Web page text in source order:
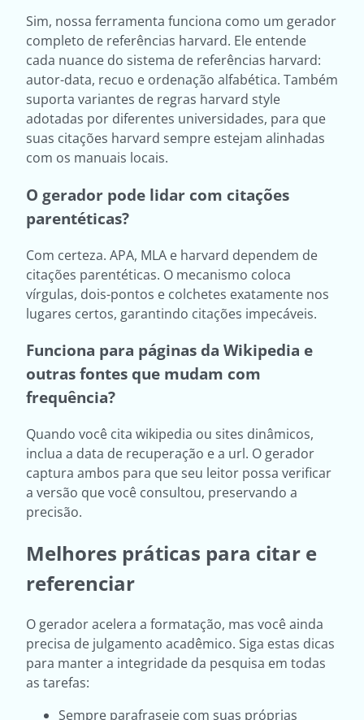
Sim, nossa ferramenta funciona como um gerador
completo de referências harvard. Ele entende
cada nuance do sistema de referências harvard:
autor-data, recuo e ordenação alfabética. Também
suporta variantes de regras harvard style
adotadas por diferentes universidades, para que
suas citações harvard sempre estejam alinhadas
com os manuais locais.
O gerador pode lidar com citações
parentéticas?
Com certeza. APA, MLA e harvard dependem de
citações parentéticas. O mecanismo coloca
vírgulas, dois-pontos e colchetes exatamente nos
lugares certos, garantindo citações impecáveis.
Funciona para páginas da Wikipedia e
outras fontes que mudam com
frequência?
Quando você cita wikipedia ou sites dinâmicos,
inclua a data de recuperação e a url. O gerador
captura ambos para que seu leitor possa verificar
a versão que você consultou, preservando a
precisão.
Melhores práticas para citar e
referenciar
O gerador acelera a formatação, mas você ainda
precisa de julgamento acadêmico. Siga estas dicas
para manter a integridade da pesquisa em todas
as tarefas:
Sempre parafraseie com suas próprias